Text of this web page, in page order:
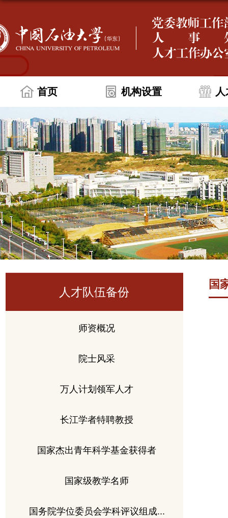
首页 机构设置
人才队伍备份
师资概况
院士风采
万人计划领军人才
长江学者特聘教授
国家杰出青年科学基金获得者
国家级教学名师
国务院学位委员会学科评议组成...
国